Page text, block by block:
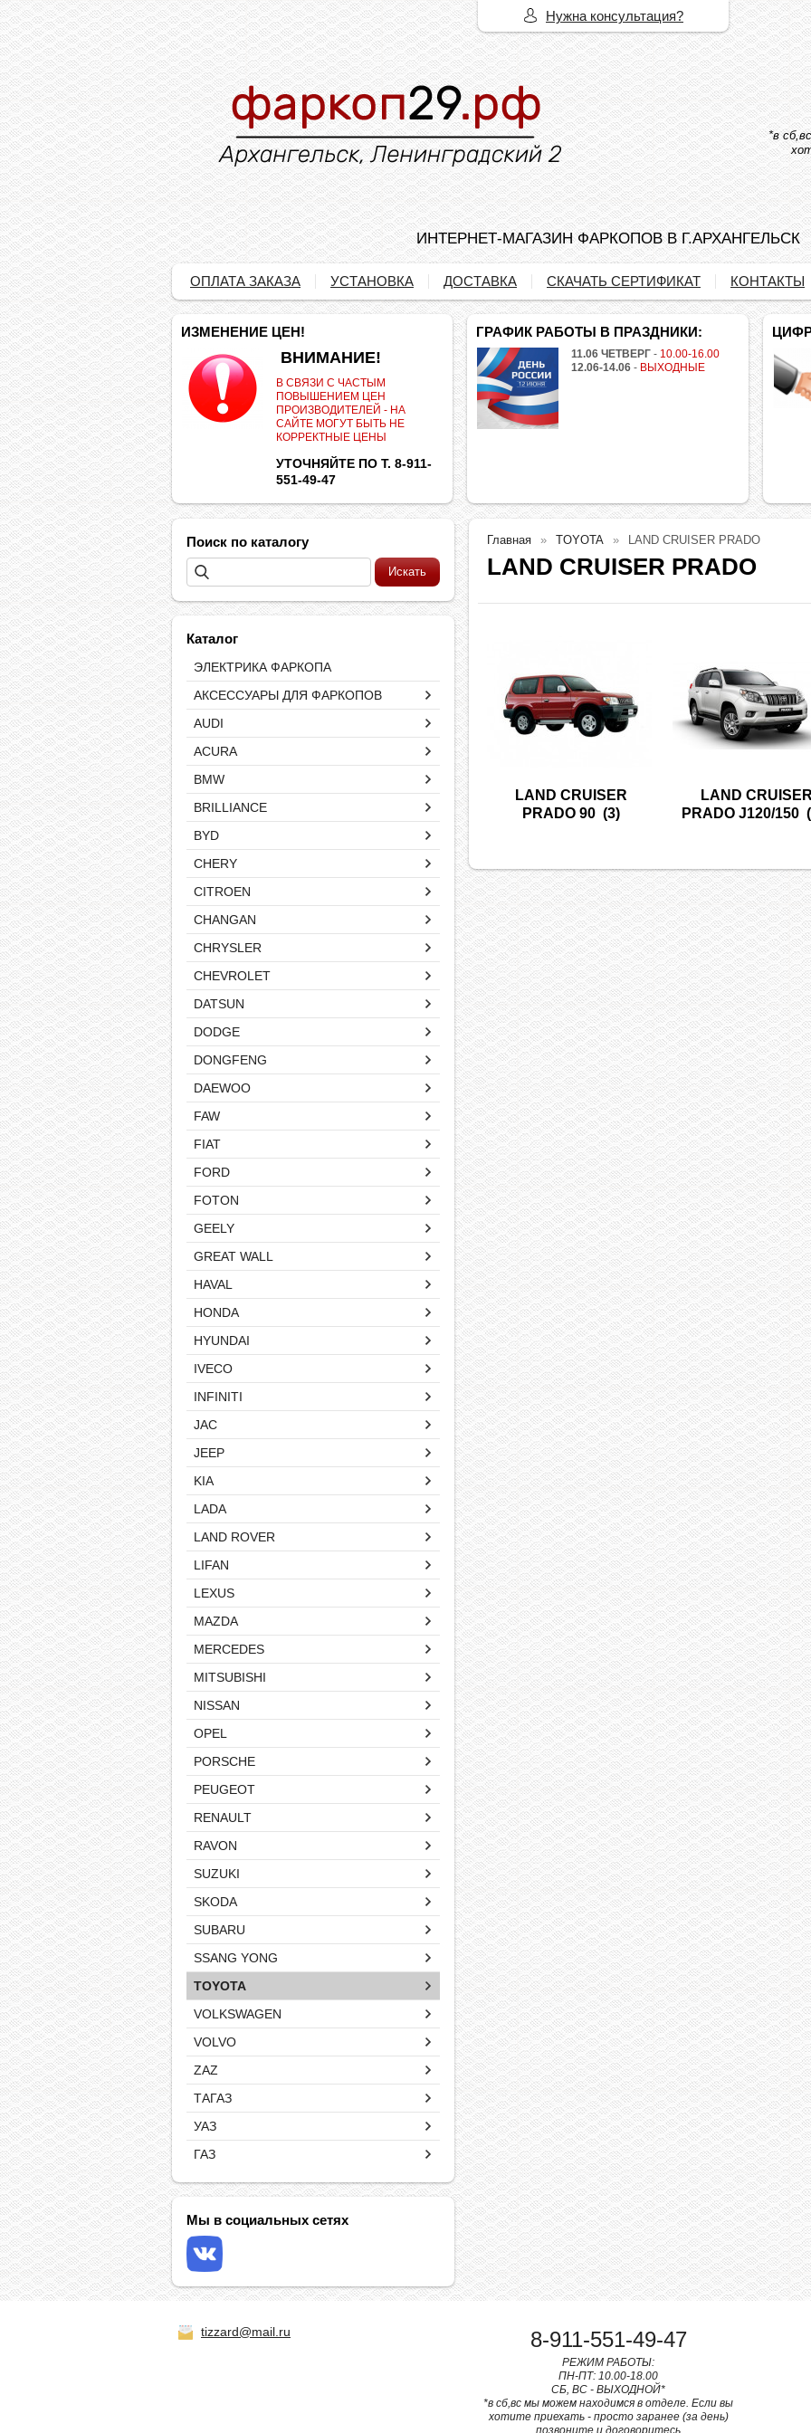
*в
ИНТЕРНЕТ-МАГАЗИН ФАРКОПОВ В Г.АРХАНГЕЛЬСК
ОПЛАТА ЗАКАЗА УСТАНОВКА ДОСТАВКА СКАЧАТЬ СЕРТИФИКАТ КОНТАКТЫ
ИЗМЕНЕНИЕ ЦЕН!
ВНИМАНИЕ!
В СВЯЗИ С ЧАСТЫМ
ПОВЫШЕНИЕМ ЦЕН
ПРОИЗВОДИТЕЛЕЙ - НА
САЙТЕ МОГУТ БЫТЬ НЕ
КОРРЕКТНЫЕ ЦЕНЫ
УТОЧНЯЙТЕ ПО Т. 8-911-
551-49-47
ГРАФИК РАБОТЫ В ПРАЗДНИКИ:
11.06 ЧЕТВЕРГ - 10.00-16.00
12.06-14.06 - ВЫХОДНЫЕ
Поиск по каталогу
Каталог
ЭЛЕКТРИКА ФАРКОПА
АКСЕССУАРЫ ДЛЯ ФАРКОПОВ
AUDI
ACURA
BMW
BRILLIANCE
BYD
CHERY
CITROEN
CHANGAN
CHRYSLER
CHEVROLET
DATSUN
DODGE
DONGFENG
DAEWOO
FAW
FIAT
FORD
FOTON
GEELY
GREAT WALL
HAVAL
HONDA
HYUNDAI
IVECO
INFINITI
JAC
JEEP
KIA
LADA
LAND ROVER
LIFAN
LEXUS
MAZDA
MERCEDES
MITSUBISHI
NISSAN
OPEL
PORSCHE
PEUGEOT
RENAULT
RAVON
SUZUKI
SKODA
SUBARU
SSANG YONG
TOYOTA
VOLKSWAGEN
VOLVO
ZAZ
ТАГАЗ
УАЗ
ГАЗ
Мы в социальных сетях
Главная TOYOTA LAND CRUISER PRADO
LAND CRUISER PRADO
LAND CRUISER
PRADO 90(3)
LAND
PRADO J120/150
tizzard@mail.ru 8-911-551-49-47
РЕЖИМ РАБОТЫ:
ПН-ПТ: 10.00-18.00
СБ, ВС - ВЫХОДНОЙ*
*в сб,вс мы можем находимся в отделе. Если вы
хотите приехать - просто заранее (за день)
позвоните и договоритесь
Нужна консультация?